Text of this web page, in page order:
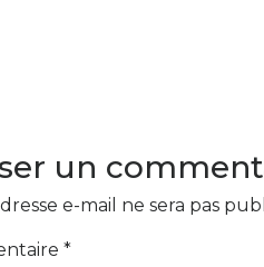
un
e-mail ne sera pas
*